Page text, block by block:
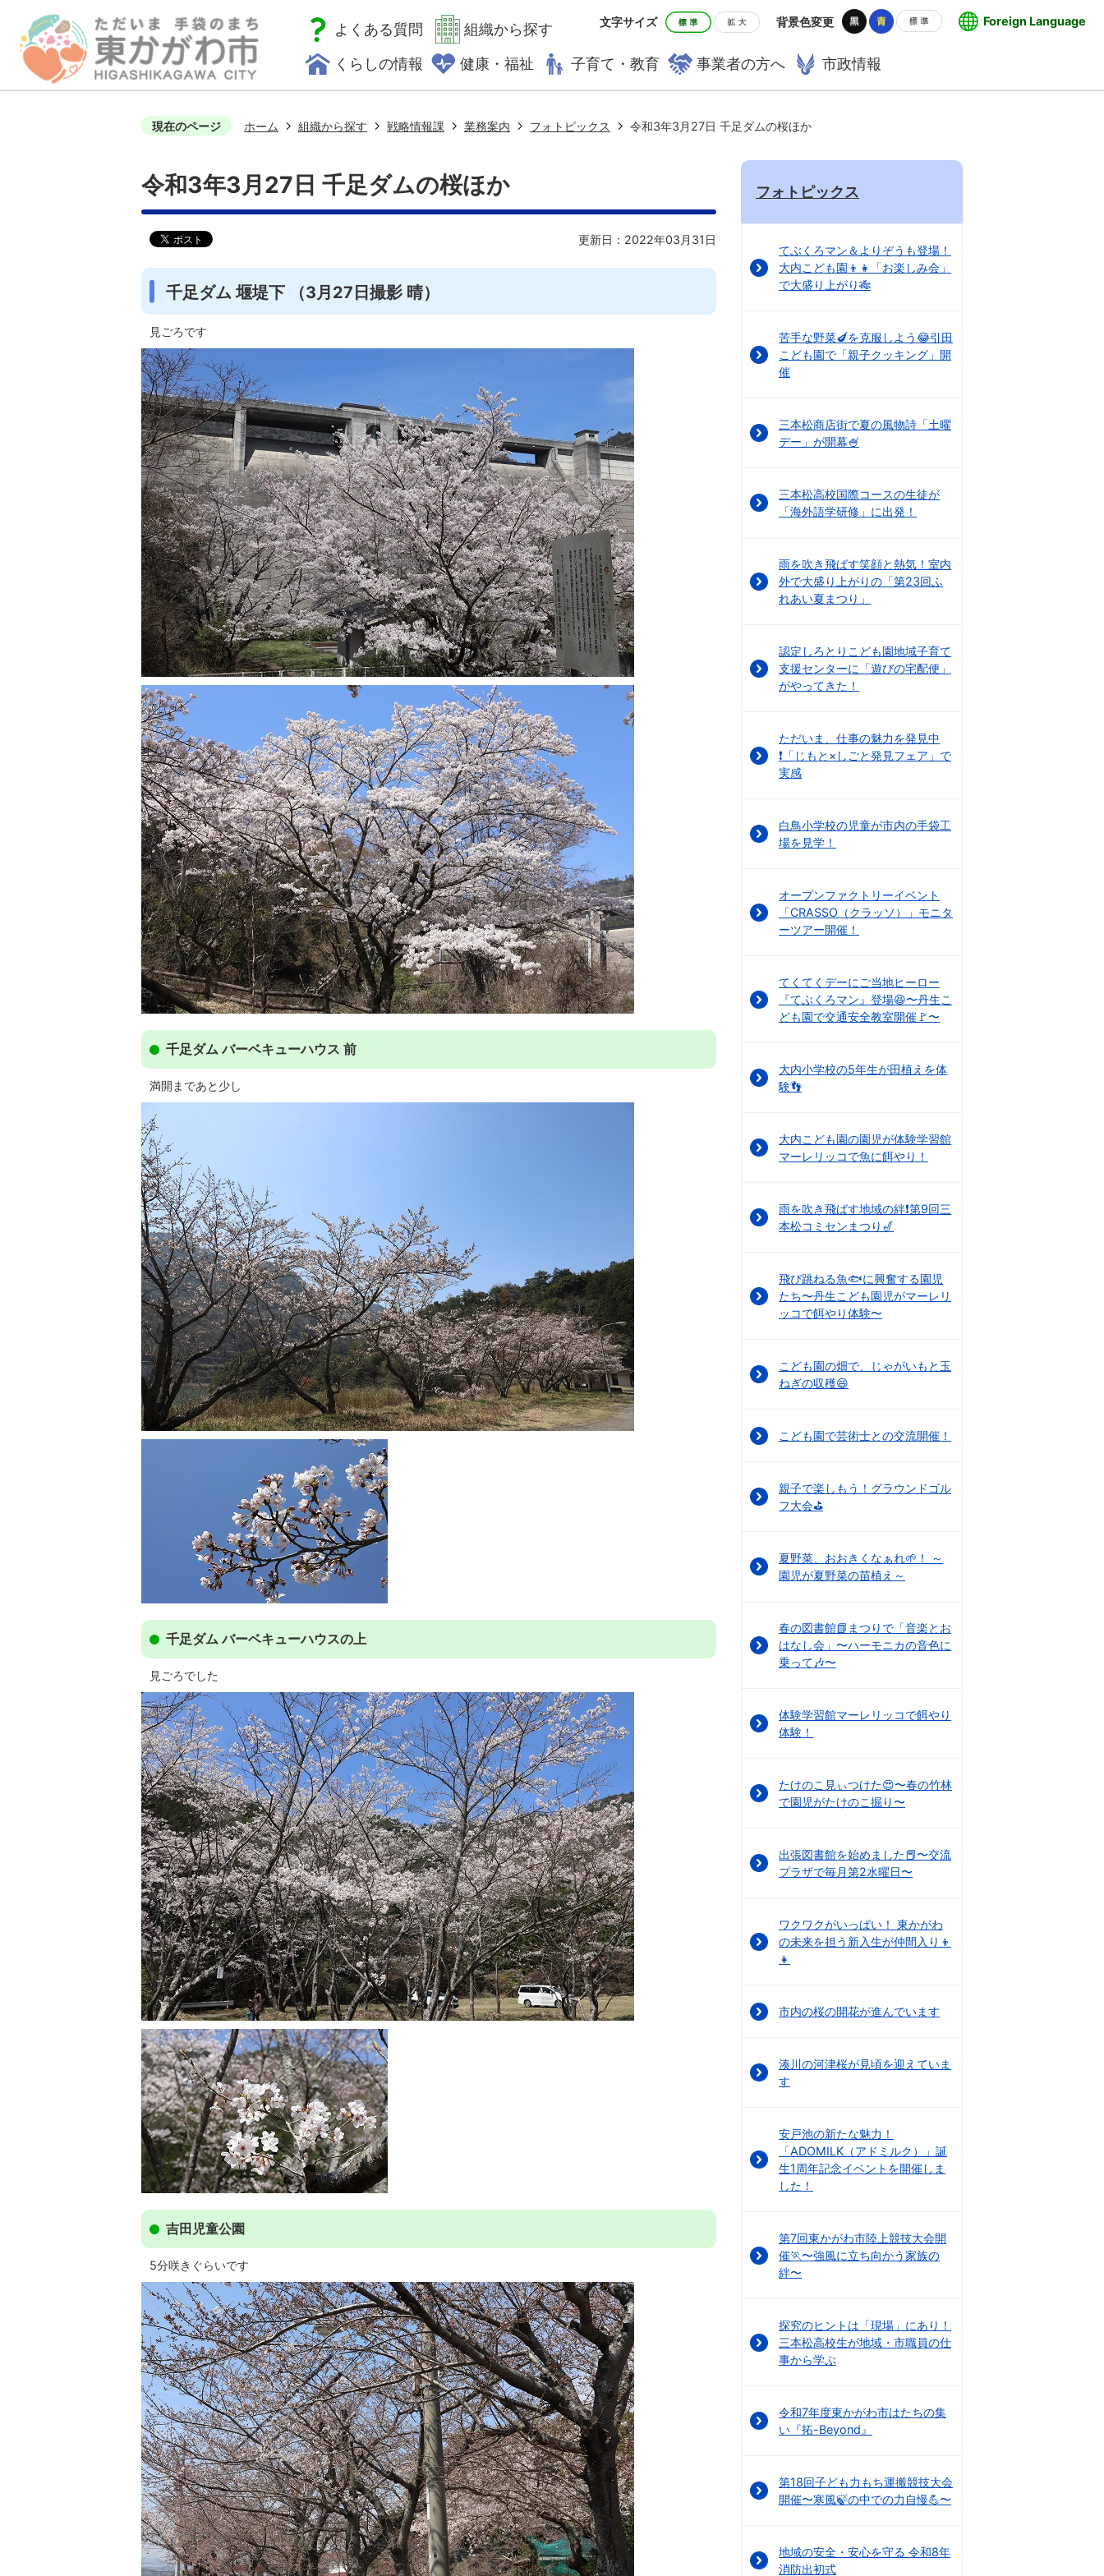
文字サイズ 背景色変更 Foreign Language
よくある質問
組織から探す
くらしの情報
健康・福祉 子育て・教育 事業者の方へ 市政情報
現在のページ ホーム 組織から探す 戦略情報課 業務案内 フォトピックス 令和3年3月27日 千足ダムの桜ほか
令和3年3月27日 千足ダムの桜ほか
更新日：2022年03月31日
千足ダム 堰堤下 （3月27日撮影 晴）
見ごろです
千足ダム バーベキューハウス 前
満開まであと少し
千足ダム バーベキューハウスの上
見ごろでした
吉田児童公園
5分咲きぐらいです
フォトピックス
てぶくろマン＆よりぞうも登場！
大内こども園👦👧「お楽しみ会」
で大盛り上がり🎋
苦手な野菜🍆を克服しよう😂引田
こども園で「親子クッキング」開
催
三本松商店街で夏の風物詩「土曜
デー」が開幕🍧
三本松高校国際コースの生徒が
「海外語学研修」に出発！
雨を吹き飛ばす笑顔と熱気！室内
外で大盛り上がりの「第23回ふ
れあい夏まつり」
認定しろとりこども園地域子育て
支援センターに「遊びの宅配便」
がやってきた！
ただいま、仕事の魅力を発見中
❗「じもと×しごと発見フェア」で
実感
白鳥小学校の児童が市内の手袋工
場を見学！
オープンファクトリーイベント
「CRASSO（クラッソ）」モニタ
ーツアー開催！
てくてくデーにご当地ヒーロー
『てぶくろマン』登場😆〜丹生こ
ども園で交通安全教室開催🚩〜
大内小学校の5年生が田植えを体
験👣
大内こども園の園児が体験学習館
マーレリッコで魚に餌やり！
雨を吹き飛ばす地域の絆❗第9回三
本松コミセンまつり🎷
飛び跳ねる魚🐟に興奮する園児
たち〜丹生こども園児がマーレリ
ッコで餌やり体験〜
こども園の畑で、じゃがいもと玉
ねぎの収穫😄
こども園で芸術士との交流開催！
親子で楽しもう！グラウンドゴル
フ大会⛳
夏野菜、おおきくなぁれ🌱！ ～
園児が夏野菜の苗植え～
春の図書館📗まつりで「音楽とお
はなし会」〜ハーモニカの音色に
乗って🎶〜
体験学習館マーレリッコで餌やり
体験！
たけのこ見ぃつけた😍〜春の竹林
で園児がたけのこ掘り〜
出張図書館を始めました📕〜交流
プラザで毎月第2水曜日〜
ワクワクがいっぱい！ 東かがわ
の未来を担う新入生が仲間入り👦
👧
市内の桜の開花が進んでいます
湊川の河津桜が見頃を迎えていま
す
安戸池の新たな魅力！
「ADOMILK（アドミルク）」誕
生1周年記念イベントを開催しま
した！
第7回東かがわ市陸上競技大会開
催🏃〜強風に立ち向かう家族の
絆〜
探究のヒントは「現場」にあり！
三本松高校生が地域・市職員の仕
事から学ぶ
令和7年度東かがわ市はたちの集
い『拓-Beyond』
第18回子ども力もち運搬競技大会
開催〜寒風🍃の中での力自慢💪〜
地域の安全・安心を守る 令和8年
消防出初式